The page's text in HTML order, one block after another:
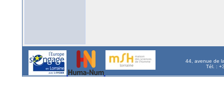
44, avenue de
Tél. :